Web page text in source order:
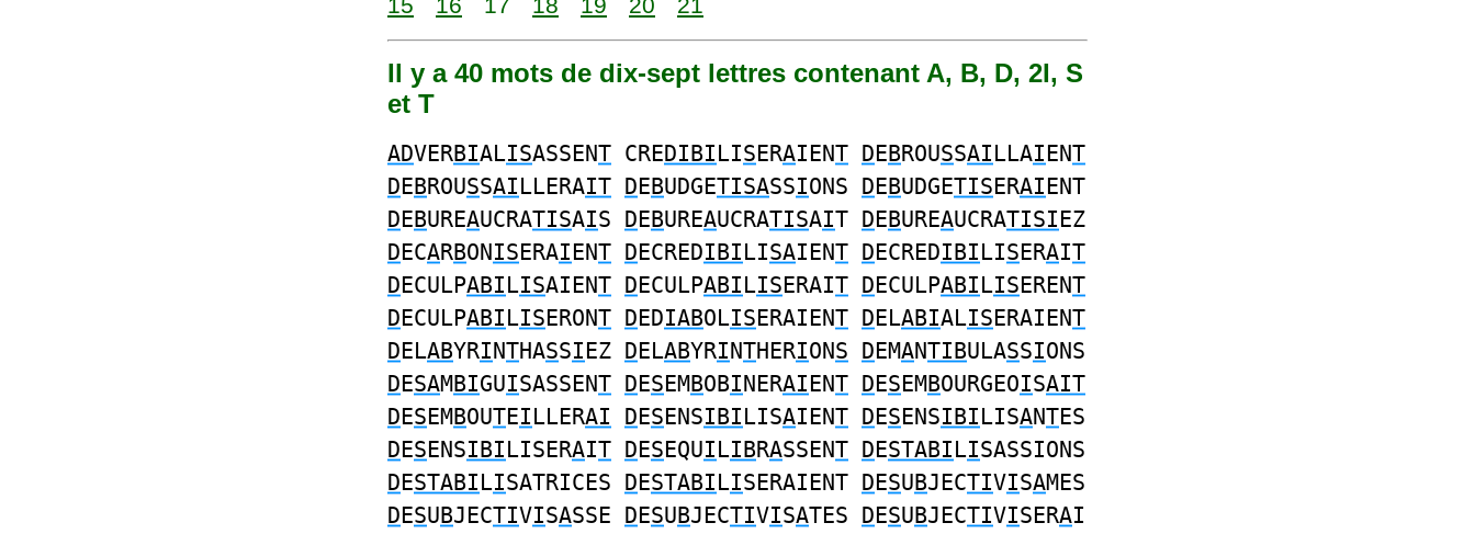
Il y a 40 mots de dix-sept lettres contenant A, B, D, 2I, S
et T
ADVERBIALISASSENT CREDIBILISERAIENT DEBROUSSAILLAIENT
DEBROUSSAILLERAIT DEBUDGETISASSIONS DEBUDGETISERAIENT
DEBUREAUCRATISAIS DEBUREAUCRATISAIT DEBUREAUCRATISIEZ
DECARBONISERAIENT DECREDIBILISAIENT DECREDIBILISERAIT
DECULPABILISAIENT DECULPABILISERAIT DECULPABILISERENT
DECULPABILISERONT DEDIABOLISERAIENT DELABIALISERAIENT
DELABYRINTHASSIEZ DELABYRINTHERIONS DEMANTIBULASSIONS
DESAMBIGUISASSENT DESEMBOBINERAIENT DESEMBOURGEOISAIT
DESEMBOUTEILLERAI DESENSIBILISAIENT DESENSIBILISANTES
DESENSIBILISERAIT DESEQUILIBRASSENT DESTABILISASSIONS
DESTABILISATRICES DESTABILISERAIENT DESUBJECTIVISAMES
DESUBJECTIVISASSE DESUBJECTIVISATES DESUBJECTIVISERAI